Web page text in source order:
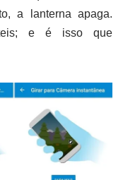
a lanterna apaga.
e é isso que